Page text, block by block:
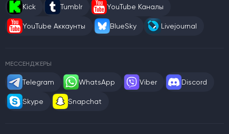
Kick Tumblr YouTube Каналы
YouTube Аккаунты BlueSky Livejournal
МЕССЕНДЖЕРЫ
Telegram WhatsApp Viber Discord
Skype Snapchat